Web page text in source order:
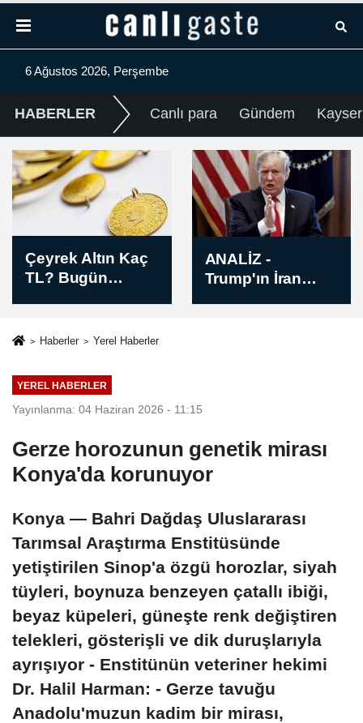
6 Ağustos 2026, Perşembe
HABERLER Canlı para Gündem
ANALİZ -
Trump'ın İran
Gram Altın Kaç
TL? Bugün Gram
Haberler Yerel Haberler
YEREL HABERLER
Yayınlanma: 04 Haziran 2026 - 11:15
Gerze horozunun genetik mirası
Konya'da korunuyor
Konya — Bahri Dağdaş Uluslararası
Tarımsal Araştırma Enstitüsünde
yetiştirilen Sinop'a özgü horozlar, siyah
tüyleri, boynuza benzeyen çatallı ibiği,
beyaz küpeleri, güneşte renk değiştiren
telekleri, gösterişli ve dik duruşlarıyla
ayrışıyor - Enstitünün veteriner hekimi
Dr. Halil Harman: - Gerze tavuğu
Anadolu'muzun kadim bir mirası,